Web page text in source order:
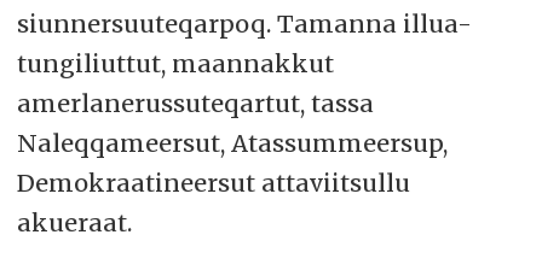
siunnersuuteqarpoq. Tamanna illua-
tungiliuttut, maannakkut
amerlanerussuteqartut, tassa
Naleqqameersut, Atassummeersup,
Demokraatineersut attaviitsullu
akueraat.